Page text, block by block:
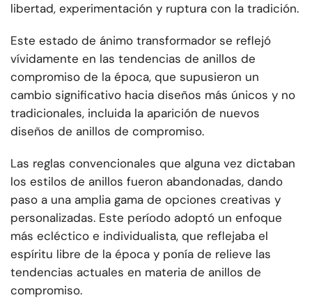
libertad, experimentación y ruptura con la tradición.
Este estado de ánimo transformador se reflejó
vívidamente en las tendencias de anillos de
compromiso de la época, que supusieron un
cambio significativo hacia diseños más únicos y no
tradicionales, incluida la aparición de nuevos
diseños de anillos de compromiso.
Las reglas convencionales que alguna vez dictaban
los estilos de anillos fueron abandonadas, dando
paso a una amplia gama de opciones creativas y
personalizadas. Este período adoptó un enfoque
más ecléctico e individualista, que reflejaba el
espíritu libre de la época y ponía de relieve las
tendencias actuales en materia de anillos de
compromiso.